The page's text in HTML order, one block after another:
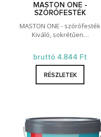
MASTON ONE -
SZÓRÓFESTÉK
MASTON ONE - szórófesték
Kiváló, sokrétűen…
bruttó 4.844 Ft
RÉSZLETEK